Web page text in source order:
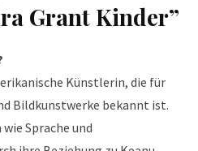
Grant Kinder”
Künstlerin, die für
Bildkunstwerke bekannt ist.
Sprache und